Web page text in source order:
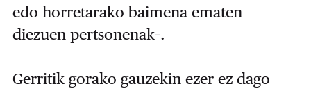
edo horretarako baimena ematen
diezuen pertsonenak–.
Gerritik gorako gauzekin ezer ez dago